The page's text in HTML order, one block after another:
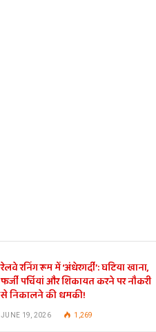
रेलवे रनिंग रूम में ‘अंधेरगर्दी’: घटिया खाना,
फर्जी पर्चियां और शिकायत करने पर नौकरी
से निकालने की धमकी!
JUNE 19, 2026 1,269